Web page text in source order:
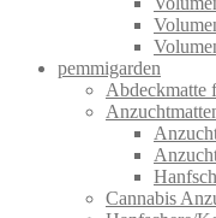
pemmigarden
Abdeckmatte
Cannabis